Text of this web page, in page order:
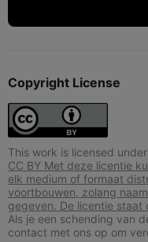
Copyright License
This work is licensed
CC BY Met deze licentie
elk medium of formaat
voortbouwen, zolang
gegeven. De licentie staat
Als je een schending van
contact met ons op om